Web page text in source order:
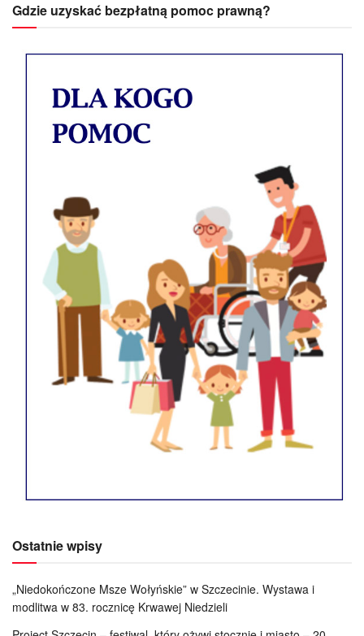
Gdzie uzyskać bezpłatną pomoc prawną?
Ostatnie wpisy
„Niedokończone Msze Wołyńskie” w Szczecinie. Wystawa i
modlitwa w 83. rocznicę Krwawej Niedzieli